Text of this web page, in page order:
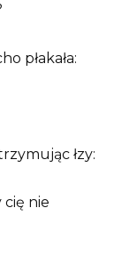
płakała:
łzy:
cię nie